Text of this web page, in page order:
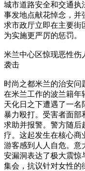
城市道路安全和交通执
事发地点献花悼念，并
求市政厅立即在主要街
为实施更严厉的惩罚。
米兰中心区惊现恶性伤
袭击
时尚之都米兰的治安问
在米兰工作的波兰籍年
天化日之下遭遇了一名
暴力殴打。受害者面部
求助并报警。警方随后
疗。这起发生在核心商
游客感到人人自危。意
安漏洞表达了极大震惊
集会，抗议针对女性的